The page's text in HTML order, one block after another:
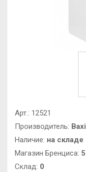
Арт.: 12521
Производитель: Baxi
Наличие: на складе
Магазин Бренциса: 5
Cклад: 0